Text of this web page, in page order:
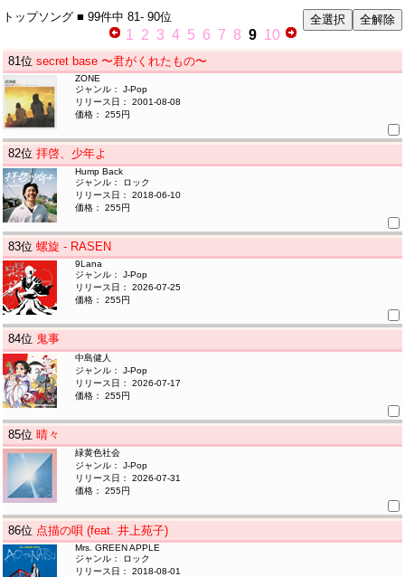
トップソング ■ 99件中 81- 90位
1 2 3 4 5 6 7 8 9 10
81位secret base 〜君がくれたもの〜
ZONE
ジャンル： J-Pop
リリース日： 2001-08-08
価格： 255円
82位拝啓、少年よ
Hump Back
ジャンル： ロック
リリース日： 2018-06-10
価格： 255円
83位螺旋 - RASEN
9Lana
ジャンル： J-Pop
リリース日： 2026-07-25
価格： 255円
84位 鬼事
中島健人
ジャンル： J-Pop
リリース日： 2026-07-17
価格： 255円
85位晴々
緑黄色社会
ジャンル： J-Pop
リリース日： 2026-07-31
価格： 255円
86位 点描の唄 (feat. 井上苑子)
Mrs. GREEN APPLE
ジャンル： ロック
リリース日： 2018-08-01